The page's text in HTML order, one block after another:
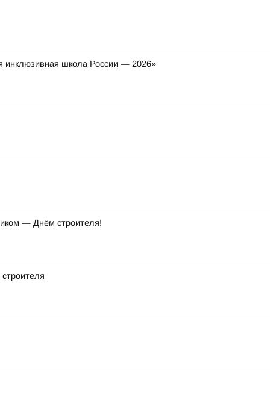
инклюзивная школа России — 2026»
— Днём строителя!